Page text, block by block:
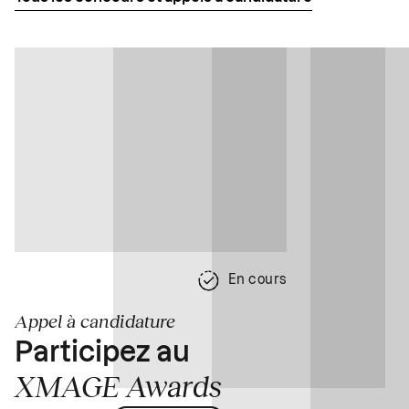
En cours
Appel à candidature
Participez au
XMAGE Awards